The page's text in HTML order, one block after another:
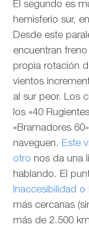
El segundo es
hemisferio sur,
Desde este
encuentran
propia rotación
vientos
al sur peor. Los
los «40
«Bramadores
naveguen. Este
otro nos da una
hablando. El
Inaccesibilidad o
más cercanas
más de 2.500